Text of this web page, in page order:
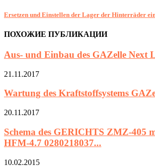
Ersetzen und Einstellen der Lager der Hinterräder
ПОХОЖИЕ ПУБЛИКАЦИИ
Aus- und Einbau des GAZelle Next
21.11.2017
Wartung des Kraftstoffsystems
20.11.2017
Schema des GERICHTS ZMZ-405
HFM-4.7 0280218037...
10.02.2015